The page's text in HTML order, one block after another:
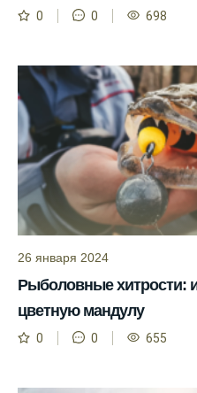
Я скачал
Рыболовный клуб
ловли
клева.
Учитывайте фазы
рыбалки и
Находитесь в
прекрасное место
Прогноз клева
Я всегда
Прогноз клева
0 0 698
26 января 2024
Рыболовные хитрости:
цветную мандулу
0 0 655